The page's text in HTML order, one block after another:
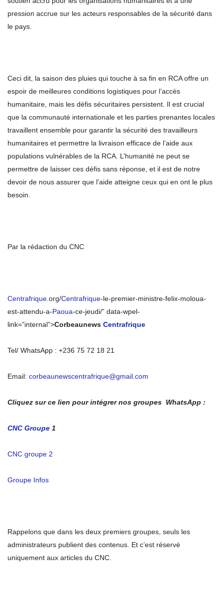
pression accrue sur les acteurs responsables de la sécurité dans
le pays.
Ceci dit, la saison des pluies qui touche à sa fin en RCA offre un
espoir de meilleures conditions logistiques pour l’accès
humanitaire, mais les défis sécuritaires persistent. Il est crucial
que la communauté internationale et les parties prenantes locales
travaillent ensemble pour garantir la sécurité des travailleurs
humanitaires et permettre la livraison efficace de l’aide aux
populations vulnérables de la RCA. L’humanité ne peut se
permettre de laisser ces défis sans réponse, et il est de notre
devoir de nous assurer que l’aide atteigne ceux qui en ont le plus
besoin.
Par la rédaction du CNC
Centrafrique.org/Centrafrique-le-premier-ministre-felix-moloua-
est-attendu-a-Paoua-ce-jeudi/” data-wpel-
link=”internal”>Corbeaunews Centrafrique
Tel/ WhatsApp : +236 75 72 18 21
Email: corbeaunewscentrafrique@gmail.com
Cliquez sur ce lien pour intégrer nos groupes WhatsApp :
CNC Groupe 1
CNC groupe 2
Groupe Infos
Rappelons que dans les deux premiers groupes, seuls les
administrateurs publient des contenus. Et c’est réservé
uniquement aux articles du CNC.